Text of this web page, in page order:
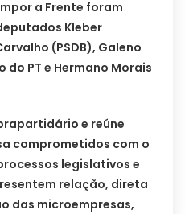
a Frente foram
Kleber
(PSDB), Galeno
do PT e Hermano Morais
e reúne
comprometidos com o
legislativos e
relação, direta
das microempresas,